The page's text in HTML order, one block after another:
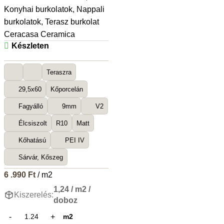
Konyhai burkolatok, Nappali
burkolatok, Terasz burkolat
Ceracasa Ceramica
Készleten
Teraszra
29,5x60 Kőporcelán
Fagyálló 9mm V2
Élcsiszolt R10 Matt
Kőhatású PEI IV
Sárvár, Kőszeg
6 .990 Ft/ m2
Kiszerelés:
1,24 / m2 /
doboz
m2